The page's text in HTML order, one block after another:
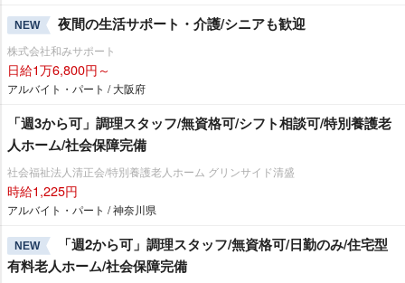
NEW 夜間の生活サポート・介護/シニアも歓迎
株式会社和みサポート
日給1万6,800円～
アルバイト・パート / 大阪府
「週3から可」調理スタッフ/無資格可/シフト相談可/特別養護老
人ホーム/社会保障完備
社会福祉法人清正会/特別養護老人ホーム グリンサイド清盛
時給1,225円
アルバイト・パート / 神奈川県
NEW
「週2から可」調理スタッフ/無資格可/日勤のみ/住宅型
有料老人ホーム/社会保障完備